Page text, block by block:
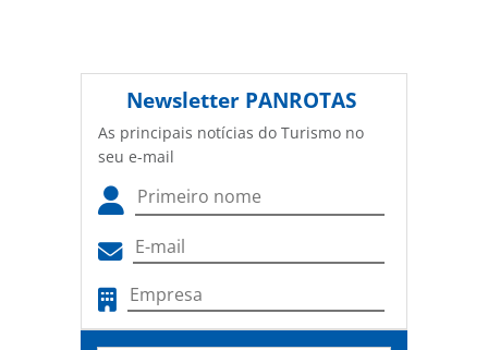
Newsletter PANROTAS
As principais notícias do Turismo no
seu e-mail